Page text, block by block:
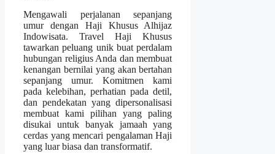
Mengawali perjalanan sepanjang
umur dengan Haji Khusus Alhijaz
Indowisata. Travel Haji Khusus
tawarkan peluang unik buat perdalam
hubungan religius Anda dan membuat
kenangan bernilai yang akan bertahan
sepanjang umur. Komitmen kami
pada kelebihan, perhatian pada detil,
dan pendekatan yang dipersonalisasi
membuat kami pilihan yang paling
disukai untuk banyak jamaah yang
cerdas yang mencari pengalaman Haji
yang luar biasa dan transformatif.